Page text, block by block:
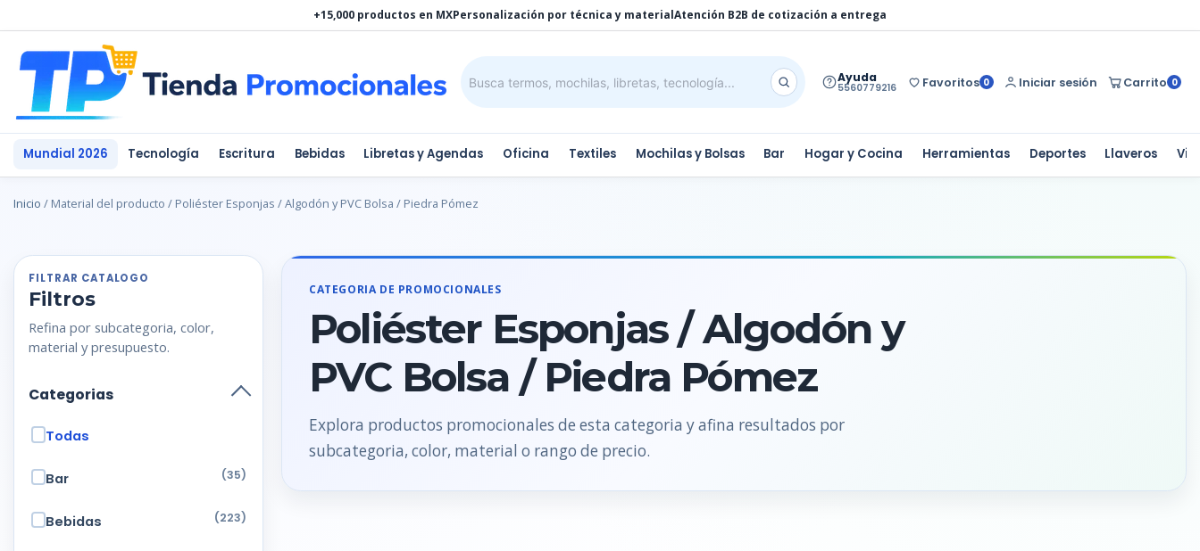
al
contenido
+15,000 productos en MXPersonalización por técnica y materialAtención B2B de cotización a entrega
Ayuda
5560779216 Favoritos 0 Iniciar sesión Carrito 0
Mundial 2026 Tecnología Escritura Bebidas Libretas y Agendas Oficina Textiles Mochilas y Bolsas Bar Hogar y Cocina Herramientas Deportes Llaveros
Inicio / Material del producto / Poliéster Esponjas / Algodón y PVC Bolsa / Piedra Pómez
FILTRAR CATALOGO
Filtros
Refina por subcategoria, color,
material y presupuesto.
Categorias
Todas
Bar (35)
Bebidas (223)
CATEGORIA DE PROMOCIONALES
Poliéster Esponjas / Algodón y
PVC Bolsa / Piedra Pómez
Explora productos promocionales de esta categoria y afina resultados por
subcategoria, color, material o rango de precio.